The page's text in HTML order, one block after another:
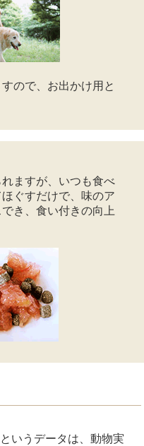
ので、お出かけ用と
ますが、いつも食べ
ぐすだけで、味のア
き、食い付きの向上
いうデータは、動物実